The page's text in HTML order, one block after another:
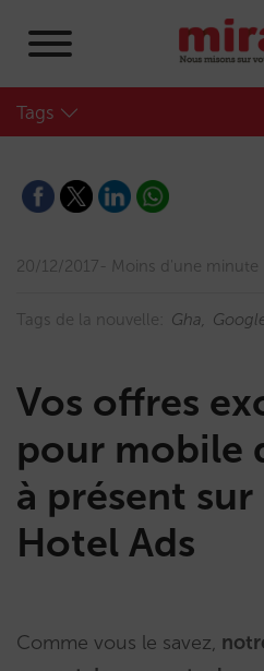
Tags
20/12/2017 Moins d'une minute
Tags de la nouvelle: Gha
Vos offres
pour mobile
à présent
Hotel Ads
Comme vous le savez,